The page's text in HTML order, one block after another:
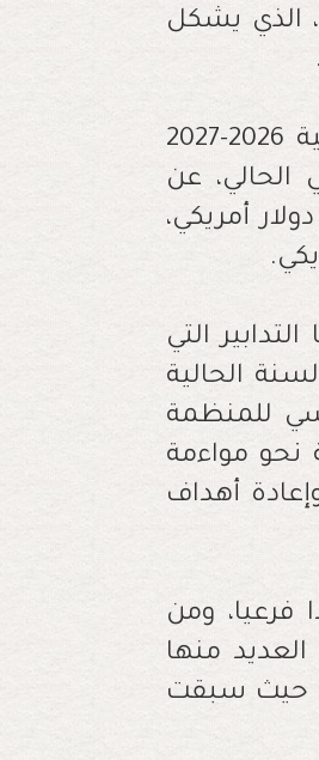
الذي يشكل
وكانت الدول الأعضاء تتشاور بشأن الميزانية البرمجية للثنائية 2026-2027
الحالي، عن
في المائة، لتصل إلى 4,267 مليار دولار أمريكي،
التي
الحالية
للمنظمة
نحو مواءمة
أهداف
في نحو 75 بندا وبندا فرعيا، ومن
طرح العديد منها
حيث سبقت